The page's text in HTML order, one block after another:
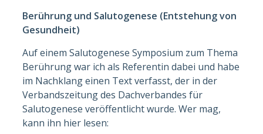
Berührung und Salutogenese (Entstehung von
Gesundheit)
Auf einem Salutogenese Symposium zum Thema
Berührung war ich als Referentin dabei und habe
im Nachklang einen Text verfasst, der in der
Verbandszeitung des Dachverbandes für
Salutogenese veröffentlicht wurde. Wer mag,
kann ihn hier lesen: